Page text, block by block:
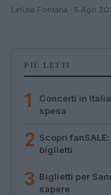
Letizia Fontana · 5 Ago
PIÙ LETTI
1
Concerti in
spesa
2 Scopri
biglietti
3 Biglietti per
sapere